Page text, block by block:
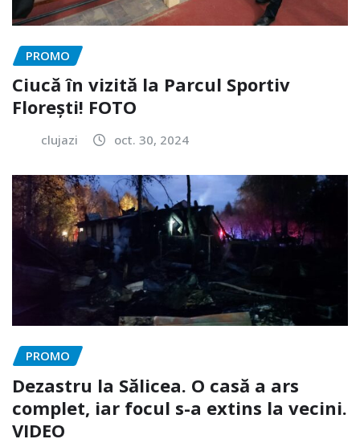
PROMO
Ciucă în vizită la Parcul Sportiv
Florești! FOTO
clujazi oct. 30, 2024
PROMO
Dezastru la Sălicea. O casă a ars
complet, iar focul s-a extins la vecini.
VIDEO